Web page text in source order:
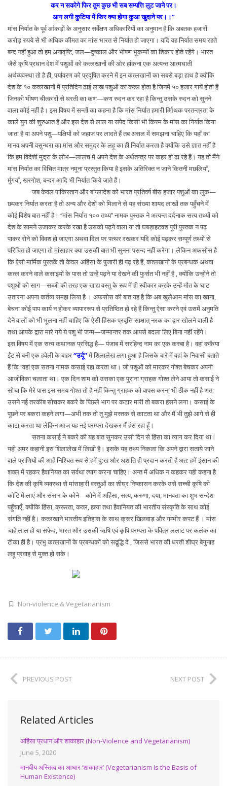
कर न सकोगे फिर तुम कुछ भी सब सम्पत्ति लुट जाने पर।
आग लगी कुटिया में फिर क्या होगा कुआ खुदाने पर।।’’
मांस निर्यात के पूर्व आंकड़ों के अनुसार सर्वेक्षण अधिकारियों का अनुमान है कि अबतक हजारों
करोड़ रुपये से भी अधिक कीमत का मांस भारत से निर्यात हो जाएगा। यदि यह निर्यात समय रहते
बन्द नहीं हुआ तो हम अनावृष्टि, जल—दुष्काल और भीषण भूकम्पों का शिकार होते रहेंगे। भारत
जैसे कृषि प्रधान देश में पशुओं को कत्लखानों की ओर हांकना एक अत्यन्त आत्मघाती
अर्थव्यवस्था तो है ही, पर्यावरण को प्रदूषित करने में इन कत्लखानों का सबसे बड़ा हाथ है क्योंकि
देश के १० कत्लखानों में प्रतिदिन ढाई लाख पशुओं का कत्ल होता है जिनमें ५० हजार गायें होती हैं
जिनकी भीषण चीत्कारों से धरती का कण—कण रुदन कर रहा है किन्तु उसके रुदन को सुनने
वाला कोई नहीं है। इस विषय में सन्तों का कहना है कि मांस निर्यात हमारी र्आिथक परतन्त्रता के
काले युग की शुरुआत है और इस देश से लाल या सपेद किसी भी किस्म के मांस का निर्यात किया
जाता है या अपने पशु—पक्षियों को जहाज पर लादते हैं तब असल में समझना चाहिए कि यहाँ का
मानव अपनी वसुन्धरा का मांस और समुद्र के लहू का ही निर्यात करता है क्योंकि उसे ज्ञात नहीं है
कि हम विदेशी मुद्रा के लोभ—लालच में अपने देश के अर्थतन्त्र पर कहर ही ढा रहे हैं। यह तो मैंने
मांस निर्यात का विंचित मात्र नमूना प्रस्तुत किया है इसके अतिरिक्त न जाने कितनी मछलियाँ,
र्मुगयाँ, खरगोश, बन्दर आदि भी निर्यात किये जाते हैं।
जब केवल पाकिस्तान और बांग्लादेश को भारत प्रतिवर्ष बीस हजार पशुओं का लुक—
छपकर निर्यात करता है तो अन्य और देशों को मिलाने से यह संख्या शायद लाखों तक पहुँचने में
कोई विशेष बात नहीं है। ‘‘मांस निर्यात १०० तथ्य’’ नामक पुस्तक ने अत्यन्त दर्दनाक सत्य तथ्यों को
देश के सामने उजाकर करके रखा है उसको पढ़ने वाला या तो घबड़ाहटवश पूरी पुस्तक न पढ़
पाकर रोने को विवश हो जाएगा अथवा दिल पर पत्थर रखकर यदि कोई पढ़कर सम्पूर्ण तथ्यों से
परिचित हो जाएगा तो मांसाहार क्या उसकी बात भी सुनना पसन्द नहीं करेगा। लेकिन अफसोस है
कि ऐसी मार्मिक पुस्तकें तो केवल अहिंसा के पुजारी ही पढ़ रहे हैं, कत्लखानों के प्रबन्धक अथवा
कत्ल करने वाले कसाइयों के पास तो उन्हें पढ़ने या देखने की फुर्सत भी नहीं है , क्योंकि उन्होंने तो
पशुओं को साग—सब्जी की तरह एक खाद्य वस्तु के रूप में ही स्वीकार करके उन्हें मौत के घाट
उतारना अपना कर्तव्य समझ लिया है । अफसोस की बात यह है कि अब खुलेआम मांस का खाना,
बेचना कोई पाप कार्य न होकर व्यापाररूप से प्रतिष्ठित हो रहे हैं किन्तु ऐसा करने एवं उसमें अनुमति
देने वालों को भी भूलना नहीं चाहिए कि ऐसी हिंसक प्रवृत्ति साक्षात् नरक का द्वार खोलने वाली है
तथा आपके द्वारा मारे गये ये पशु भी जन्म—जन्मान्तर तक आपसे बदला लिए बिना नहीं रहेंगे।
इस विषय में एक सत्य कथानक प्रसिद्ध है— पंजाब में सरहिन्द नाम का एक कस्बा है। वहां ककैया
ईंट से बनी एक हवेली के बाहर‘‘उर्दू’’में शिलालेख लगा हुआ है जिसके बारे में वहां के निवासी बताते
हैं कि ‘‘वहां एक सतना नामक कसाई रहा करता था। जो पशुओं को मारकर गोश्त बेचकर अपनी
आजीविका चलाता था। एक दिन शाम को उसका एक पुराना ग्राहक गोश्त लेने आया तो कसाई ने
सोचा कि मेरे पास इस समय गोश्त तो है नहीं किन्तु ग्राहक को वापस करना भी ठीक नहीं है अत:
उसने नई तरकीब सोचकर बकरे के पिछले भाग पर कटार मारी तो बकरा हंसने लगा। कसाई के
पूछने पर बकरा कहने लगा—अभी तक तो तू मुझे मस्तक से काटता था और मैं भी तुझे आगे से ही
काटा करता था लेकिन आज यह नई परम्परा देखकर मैं हंस रहा हूँ।
सतना कसाई ने बकरे की यह बात सुनकर उसी दिन से हिंसा का त्याग कर दिया था।
यही अमर कहानी इस शिलालेख में लिखी है। इसके यह तथ्य निकला कि अपने द्वारा सताये जाने
वाले प्राणियों की आहें निश्चित रूप से हमें दु:ख और अशांति ही प्रदान करती हैं अत: हमें इंसान की
शक्ल में रहकर हैवानियत का सर्वथा त्याग करना चाहिए। अन्त में अधिक न कहकर यही कहना है
कि देश की कृषि व्यवस्था से मांसाहारी वस्तुओं का शीघ्र निष्कासन करके उसे सच्ची कृषि की
कोटि में लाएं और संसार के कोने—कोने में अहिंसा, सत्य, करुणा, दया, मानवता का शुभ सन्देश
पहुँचाएँ, क्योंकि हिंसा, क्रूरता, कत्ल, हत्या तथा हैवानियत की भारतीय संस्कृति के साथ कोई
संगति नहीं है। कत्लखाने भारतीय इतिहास के साथ क्रूर खिलवाड़ और गम्भीर कपट हैं । मांस
चाहे लाल हो या सफेद, भारत और उसकी ऋषि एवं कृषि परम्परा के पवित्र ललाट पर कलंक का
टीका ही है। प्रभु कत्लखानों के प्रबन्धकों को सद्बुद्धि दे , जिससे भारत की धरती शीघ्र बेगुनाह
लहू प्रवाह से मुक्त हो सके।
Non-violence & Vegetarianism
PREVIOUS POST NEXT POST
Related Articles
अहिंसा प्रधान और शाकाहार (Non-Violence and Vegetarianism)
June 5, 2020
मानवीय अस्तित्व का आधार ‘शाकाहार’ (Vegetarianism Is the Basis of
Human Existence)